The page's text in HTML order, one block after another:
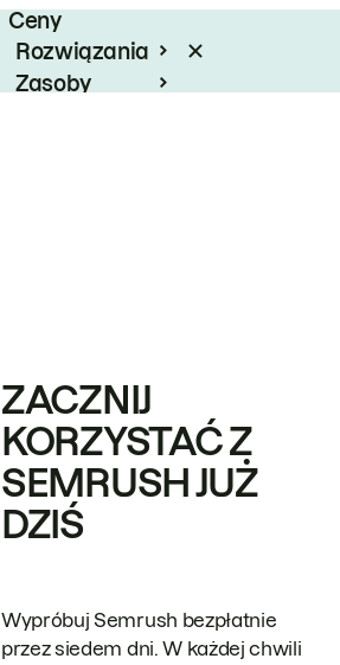
Ceny
Rozwiązania
Zasoby
ZACZNIJ
KORZYSTAĆ Z
SEMRUSH JUŻ
DZIŚ
Wypróbuj Semrush bezpłatnie
przez siedem dni. W każdej chwili